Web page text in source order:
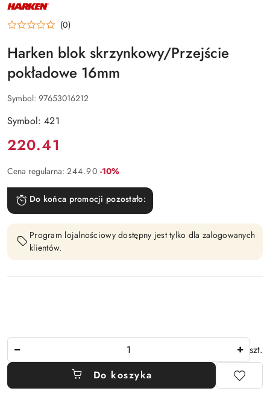
PRODUCENTA:
HARKEN (0)
Harken blok skrzynkowy/Przejście
pokładowe 16mm
Symbol: 97653016212
Symbol: 421
Cena:
220.41
Cena regularna: 244.90 Rabat:
-10%
Do końca promocji pozostało:
Program lojalnościowy dostępny jest tylko dla zalogowanych
klientów.
szt.
Do koszyka